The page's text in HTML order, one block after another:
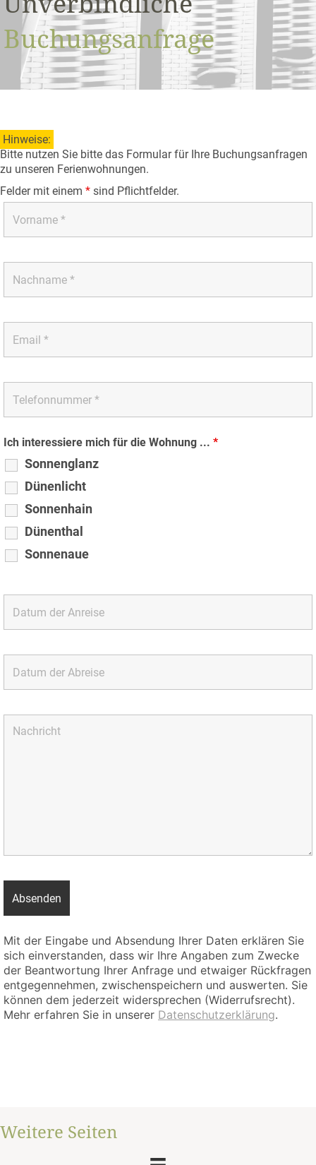
Buchungsanfrage
Ich interessiere mich für die Wohnung ... *
Sonnenglanz
Dünenlicht
Sonnenhain
Dünenthal
Sonnenaue
Mit der Eingabe und Absendung Ihrer Daten erklären Sie
sich einverstanden, dass wir Ihre Angaben zum Zwecke
der Beantwortung Ihrer Anfrage und etwaiger Rückfragen
entgegennehmen, zwischenspeichern und auswerten. Sie
können dem jederzeit widersprechen (Widerrufsrecht).
Mehr erfahren Sie in unserer Datenschutzerklärung.
Hinweise:
Bitte nutzen Sie bitte das Formular für Ihre Buchungsanfragen
zu unseren Ferienwohnungen.
Felder mit einem * sind Pflichtfelder.
Weitere Seiten